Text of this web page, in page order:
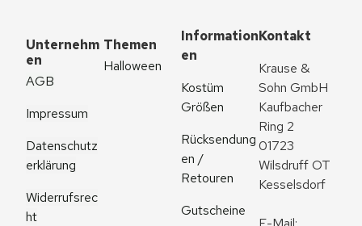
Unternehm
en
AGB
Impressum
Datenschutz
erklärung
Widerrufsrec
ht
Themen
Halloween
Information
en
Kostüm
Größen
Rücksendung
en /
Retouren
Gutscheine
Kontakt
Krause &
Sohn GmbH
Kaufbacher
Ring 2
01723
Wilsdruff OT
Kesselsdorf